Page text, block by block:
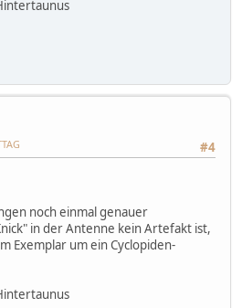
#4
noch einmal genauer
in der Antenne kein Artefakt ist,
Exemplar um ein Cyclopiden-